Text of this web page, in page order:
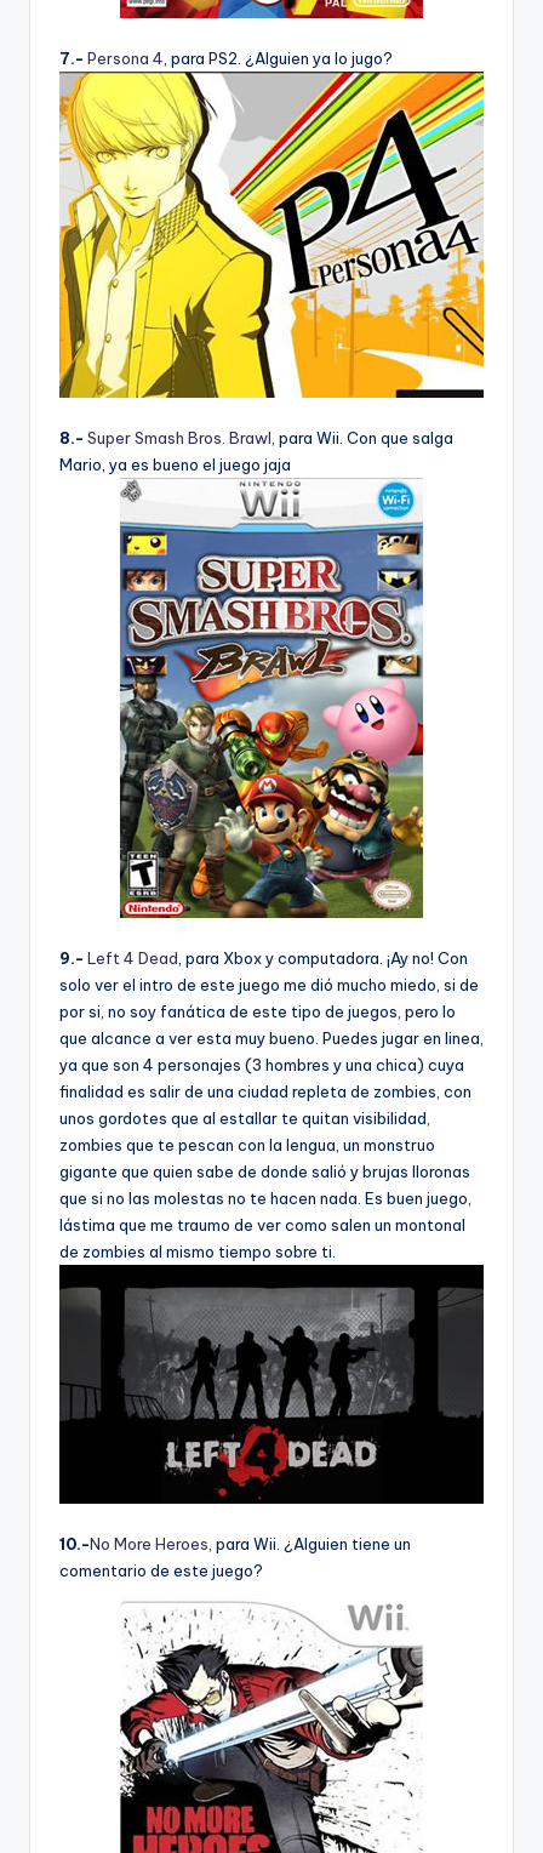
7.- Persona 4 , para PS2. ¿Alguien ya lo jugo?
8.- Super Smash Bros. Brawl , para Wii. Con que salga
Mario, ya es bueno el juego jaja
9.- Left 4 Dead , para Xbox y computadora. ¡Ay no! Con
solo ver el intro de este juego me dió mucho miedo, si de
por si, no soy fanática de este tipo de juegos, pero lo
que alcance a ver esta muy bueno. Puedes jugar en linea,
ya que son 4 personajes (3 hombres y una chica) cuya
finalidad es salir de una ciudad repleta de zombies, con
unos gordotes que al estallar te quitan visibilidad,
zombies que te pescan con la lengua, un monstruo
gigante que quien sabe de donde salió y brujas lloronas
que si no las molestas no te hacen nada. Es buen juego,
lástima que me traumo de ver como salen un montonal
de zombies al mismo tiempo sobre ti.
10.-No More Heroes , para Wii. ¿Alguien tiene un
comentario de este juego?